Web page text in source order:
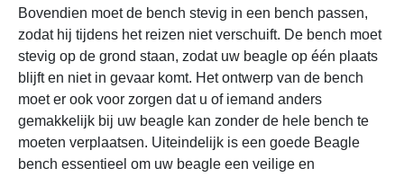
Bovendien moet de bench stevig in een bench passen,
zodat hij tijdens het reizen niet verschuift. De bench moet
stevig op de grond staan, zodat uw beagle op één plaats
blijft en niet in gevaar komt. Het ontwerp van de bench
moet er ook voor zorgen dat u of iemand anders
gemakkelijk bij uw beagle kan zonder de hele bench te
moeten verplaatsen. Uiteindelijk is een goede Beagle
bench essentieel om uw beagle een veilige en